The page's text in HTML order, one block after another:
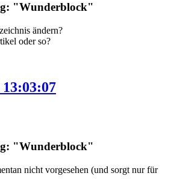
"Wunderblock"
ändern?
oder so?
13:03:07
"Wunderblock"
nicht vorgesehen (und sorgt nur für